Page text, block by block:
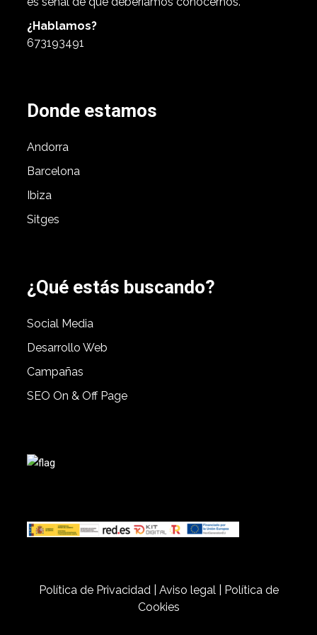
¿Hablamos?
673193491
Donde estamos
Andorra
Barcelona
Ibiza
Sitges
¿Qué estás buscando?
Social Media
Desarrollo Web
Campañas
SEO On & Off Page
Política de Privacidad Aviso legal
Política de
Cookies